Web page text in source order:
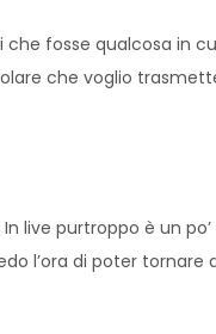
fosse qualcosa in
che voglio
live purtroppo è un
l’ora di poter tornare